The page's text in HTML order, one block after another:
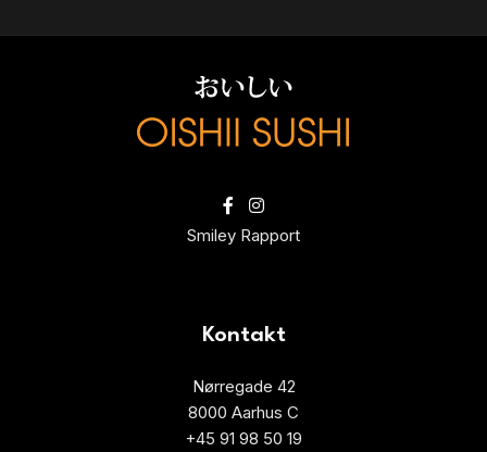
Smiley Rapport
Kontakt
Nørregade 42
8000 Aarhus C
+45 91 98 50 19